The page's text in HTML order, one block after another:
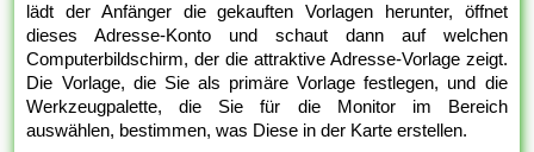
lädt der Anfänger die gekauften Vorlagen herunter, öffnet
dieses Adresse-Konto und schaut dann auf welchen
Computerbildschirm, der die attraktive Adresse-Vorlage zeigt.
Die Vorlage, die Sie als primäre Vorlage festlegen, und die
Werkzeugpalette, die Sie für die Monitor im Bereich
auswählen, bestimmen, was Diese in der Karte erstellen.